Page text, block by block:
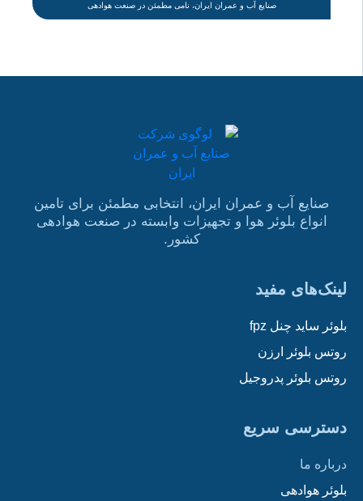
صنایع آب و عمران ایران، نامی مطمئن در صنعت هوادهی
صنایع آب و عمران ایران، انتخابی مطمئن برای تامین
انواع بلوئر هوا و تجهیزات وابسته در صنعت هوادهی
کشور.
لینک‌های مفید
بلوئر ساید چنل fpz
روتس بلوئر ارزن
روتس بلوئر پدروجیل
دسترسی سریع
درباره ما
بلوئر هوادهی